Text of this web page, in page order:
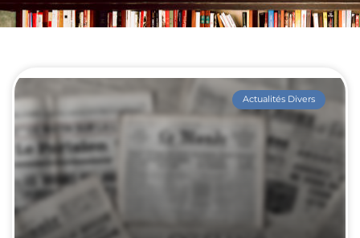
Actualités Divers